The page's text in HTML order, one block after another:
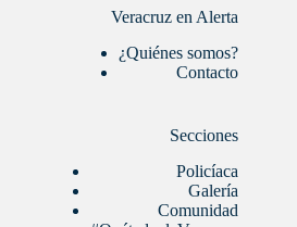
Veracruz en Alerta
¿Quiénes somos?
Contacto
Secciones
Policíaca
Galería
Comunidad